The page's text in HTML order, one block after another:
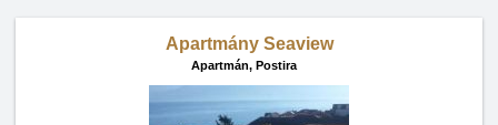
Apartmány Seaview
Apartmán, Postira